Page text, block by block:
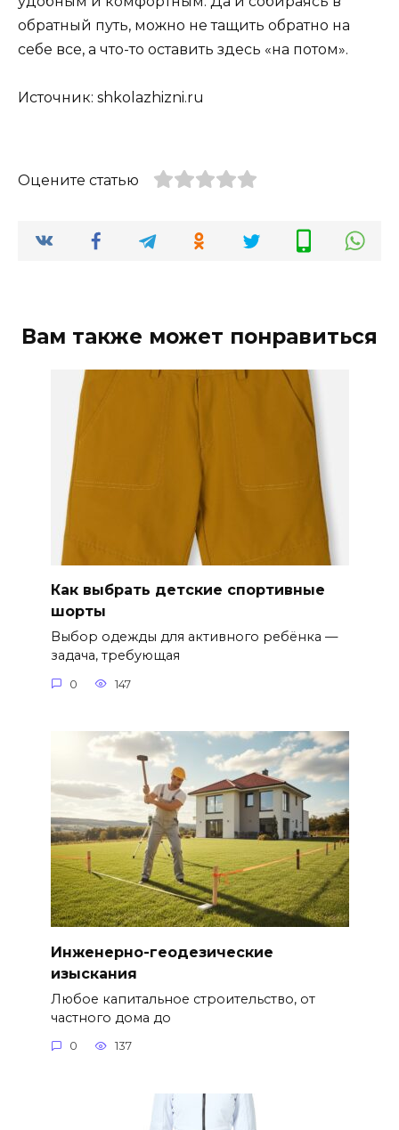
обратный путь, можно не тащить обратно на
себе все, а что-то оставить здесь «на потом».
Источник: shkolazhizni.ru
Оцените статью
Вам также может понравиться
Как выбрать детские спортивные
шорты
Выбор одежды для активного ребёнка —
задача, требующая
0 147
Инженерно-геодезические
изыскания
Любое капитальное строительство, от
частного дома до
0 137